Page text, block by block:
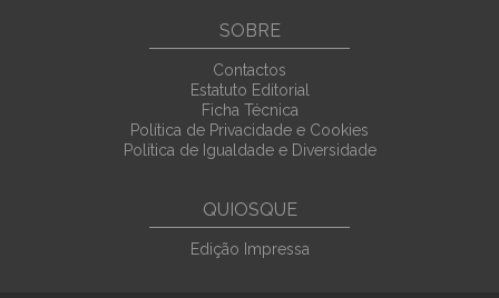
SOBRE
Contactos
Estatuto Editorial
Ficha Técnica
Política de Privacidade e Cookies
Política de Igualdade e Diversidade
QUIOSQUE
Edição Impressa